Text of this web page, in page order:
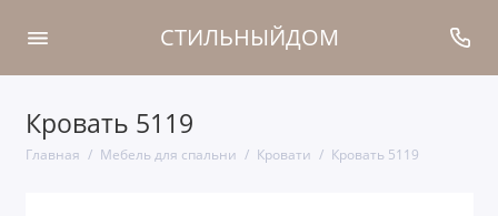
СТИЛЬНЫЙДОМ
Кровать 5119
Главная Мебель для спальни Кровати Кровать 5119